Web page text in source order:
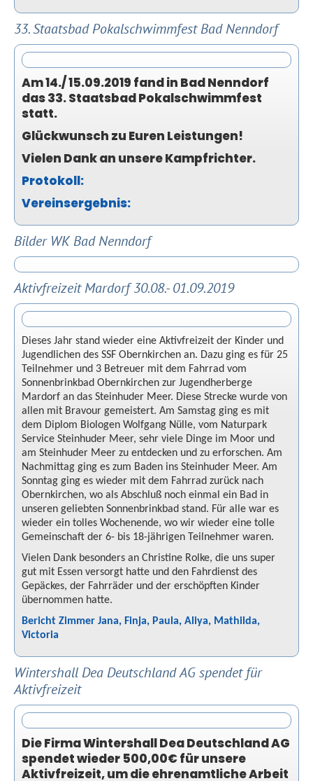
33. Staatsbad Pokalschwimmfest Bad Nenndorf
Am 14./ 15.09.2019 fand in Bad Nenndorf
das 33. Staatsbad Pokalschwimmfest
statt.
Glückwunsch zu Euren Leistungen!
Vielen Dank an unsere Kampfrichter.
Protokoll:
Vereinsergebnis:
Bilder WK Bad Nenndorf
Aktivfreizeit Mardorf 30.08.- 01.09.2019
Dieses Jahr stand wieder eine Aktivfreizeit der Kinder und
Jugendlichen des SSF Obernkirchen an. Dazu ging es für 25
Teilnehmer und 3 Betreuer mit dem Fahrrad vom
Sonnenbrinkbad Obernkirchen zur Jugendherberge
Mardorf an das Steinhuder Meer. Diese Strecke wurde von
allen mit Bravour gemeistert. Am Samstag ging es mit
dem Diplom Biologen Wolfgang Nülle, vom Naturpark
Service Steinhuder Meer, sehr viele Dinge im Moor und
am Steinhuder Meer zu entdecken und zu erforschen. Am
Nachmittag ging es zum Baden ins Steinhuder Meer. Am
Sonntag ging es wieder mit dem Fahrrad zurück nach
Obernkirchen, wo als Abschluß noch einmal ein Bad in
unseren geliebten Sonnenbrinkbad stand. Für alle war es
wieder ein tolles Wochenende, wo wir wieder eine tolle
Gemeinschaft der 6- bis 18-jährigen Teilnehmer waren.
Vielen Dank besonders an Christine Rolke, die uns super
gut mit Essen versorgt hatte und den Fahrdienst des
Gepäckes, der Fahrräder und der erschöpften Kinder
übernommen hatte.
Bericht Zimmer Jana, Finja, Paula, Aliya, Mathilda,
Victoria
Wintershall Dea Deutschland AG spendet für
Aktivfreizeit
Die Firma Wintershall Dea Deutschland AG
spendet wieder 500,00€ für unsere
Aktivfreizeit, um die ehrenamtliche Arbeit